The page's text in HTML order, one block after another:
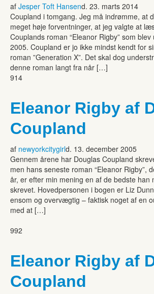
af Jesper Toft Hansend. 23. marts 2014
Coupland i tomgang. Jeg må indrømme, at
meget høje forventninger, at jeg valgte at
Couplands roman “Eleanor Rigby” som
2005. Coupland er jo ikke mindst kendt for
roman ”Generation X”. Det skal dog
denne roman langt fra når […]
914
Eleanor Rigby af
Coupland
af newyorkcitygirld. 13. december 2005
Gennem årene har Douglas Coupland
men hans seneste roman “Eleanor Rigby”,
år, er efter min mening en af de bedste han
skrevet. Hovedpersonen i bogen er Liz
ensom og overvægtig – faktisk noget af en
med at […]
992
Eleanor Rigby af
Coupland